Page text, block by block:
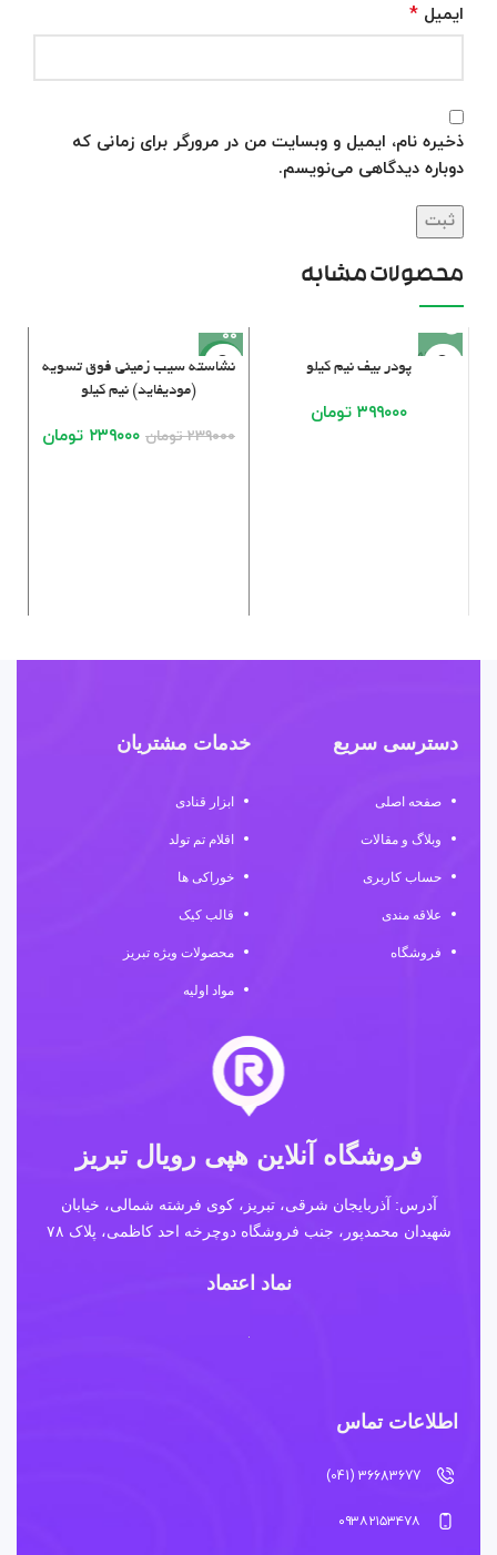
ایمیل *
ذخیره نام، ایمیل و وبسایت من در مرورگر برای زمانی که
دوباره دیدگاهی می‌نویسم.
محصولات مشابه
فروخته
پودر بیف نیم کیلو
۳۹۹۰۰۰ تومان
-65%
نشاسته سیب زمینی فوق تسویه
(مودیفاید) نیم کیلو
۲۳۹۰۰۰ تومان ۲۳۹۰۰۰ تومان
دسترسی سریع
صفحه اصلی
وبلاگ و مقالات
حساب کاربری
علاقه مندی
فروشگاه
خدمات مشتریان
ابزار قنادی
اقلام تم تولد
خوراکی ها
قالب کیک
محصولات ویژه تبریز
مواد اولیه
فروشگاه آنلاین هپی رویال تبریز
آدرس: آذربایجان شرقی، تبریز، کوی فرشته شمالی، خیابان
شهیدان محمدپور، جنب فروشگاه دوچرخه احد کاظمی، پلاک ۷۸
نماد اعتماد
اطلاعات تماس
36683677 (041)
۰۹۳۸۲۱۵۳۴۷۸